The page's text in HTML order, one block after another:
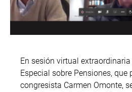
En sesión virtual
Especial sobre Pensiones, que
congresista Carmen Omonte,